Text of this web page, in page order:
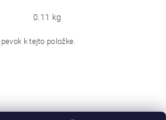
0.11 kg
k tejto položke.